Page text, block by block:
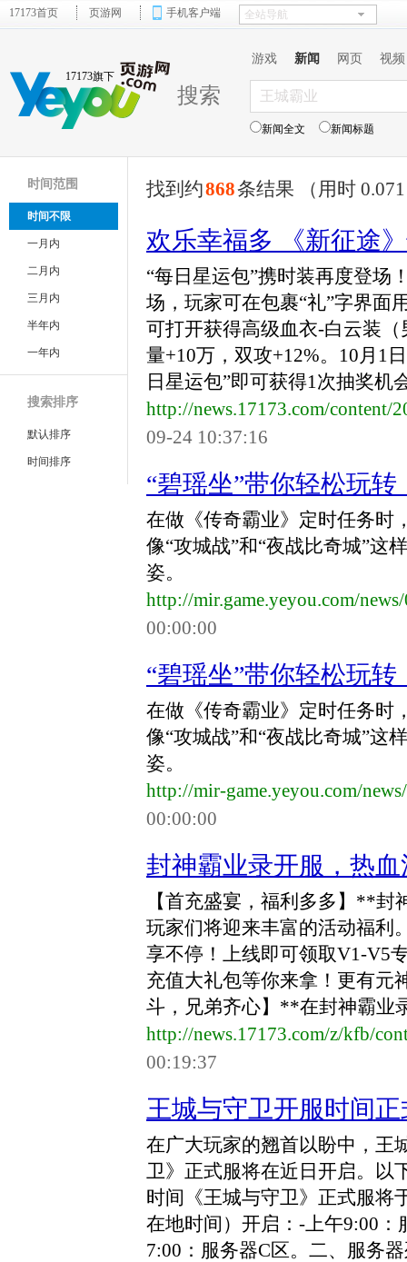
17173首页 页游网 手机客户端
17173旗下
游戏 新闻 网页 视频
搜索
新闻全文 新闻标题
时间范围
时间不限
一月内
二月内
三月内
半年内
一年内
搜索排序
默认排序
时间排序
找到约868条结果 （用时
欢乐幸福多 《新征途
“每日星运包”携时装再度登场
场，玩家可在包裹“礼”字界面
可打开获得高级血衣-白云装
量+10万，双攻+12%。10月1
日星运包”即可获得1次抽奖机
http://news.17173.com/content/
09-24 10:37:16
“碧瑶坐”带你轻松玩
在做《传奇霸业》定时任务时
像“攻城战”和“夜战比奇城”这
姿。
http://mir.game.yeyou.com/
00:00:00
“碧瑶坐”带你轻松玩
在做《传奇霸业》定时任务时
像“攻城战”和“夜战比奇城”这
姿。
http://mir-game.yeyou.com/
00:00:00
封神霸业录开服，热
【首充盛宴，福利多多】**
玩家们将迎来丰富的活动福利
享不停！上线即可领取V1-V5
充值大礼包等你来拿！更有元
斗，兄弟齐心】**在封神霸业
http://news.17173.com/z/kfb/
00:19:37
王城与守卫开服时间
在广大玩家的翘首以盼中，王
卫》正式服将在近日开启。以
时间《王城与守卫》正式服
在地时间）开启：-上午9:00
7:00：服务器C区。二、服务